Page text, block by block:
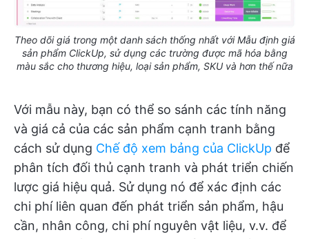
Theo dõi giá trong một danh sách thống nhất với Mẫu định giá
sản phẩm ClickUp, sử dụng các trường được mã hóa bằng
màu sắc cho thương hiệu, loại sản phẩm, SKU và hơn thế nữa
Với mẫu này, bạn có thể so sánh các tính năng
và giá cả của các sản phẩm cạnh tranh bằng
cách sử dụng Chế độ xem bảng của ClickUp để
phân tích đối thủ cạnh tranh và phát triển chiến
lược giá hiệu quả. Sử dụng nó để xác định các
chi phí liên quan đến phát triển sản phẩm, hậu
cần, nhân công, chi phí nguyên vật liệu, v.v. để